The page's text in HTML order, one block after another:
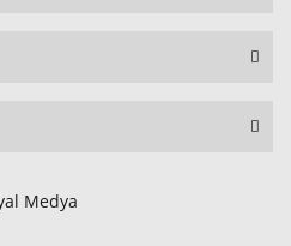
Medya